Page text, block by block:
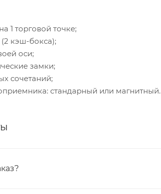
1 торговой точке;
кэш-бокса);
оси;
замки;
сочетаний;
стандарный или магнитный.